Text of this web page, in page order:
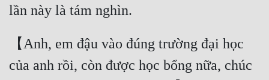
lần này là tám nghìn.
【Anh, em đậu vào đúng trường đại học
của anh rồi, còn được học bổng nữa, chúc